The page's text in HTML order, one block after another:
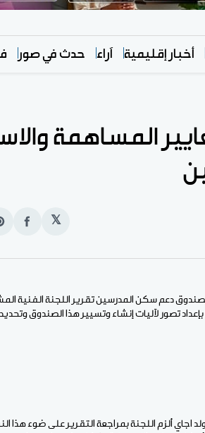
أخبار إقليمية آراء حدث في صور
المساهمة
𝕏
انشر
دعم سكن المدرسين تقرير اللجنة الفنية
تصور لآليات إنشاء وتسيير هذا الصندوق
ولد اجاي ألزم اللجنة بمراجعة التقرير على ضوء هذا